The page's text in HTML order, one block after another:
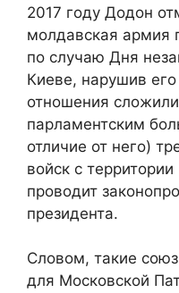
2017 году Додон
молдавская армия
по случаю Дня
Киеве, нарушив
отношения
парламентским
отличие от него)
войск с
проводит
президента.
Словом, такие
для Московской